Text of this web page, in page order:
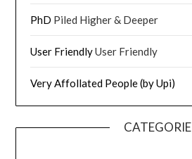
PhD Piled Higher & Deeper
User FriendlyUser Friendly
Very Affollated People (by Upi)
CATEGORIE